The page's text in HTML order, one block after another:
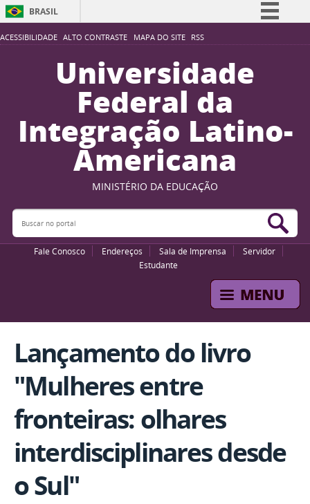
ACESSIBILIDADE ALTO CONTRASTE MAPA DO SITE RSS
BRASIL
Simplifique!
Participe
Acesso à informação
Legislação
Canais
Universidade
Federal da
Integração Latino-
Americana
MINISTÉRIO DA EDUCAÇÃO
Buscar no portal
Fale Conosco Endereços Sala de Imprensa
Servidor
Estudante
Lançamento do livro
"Mulheres entre
fronteiras: olhares
interdisciplinares desde
o Sul"